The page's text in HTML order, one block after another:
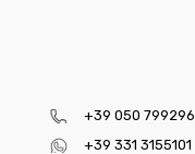
+39 050 799296
+39 331 3155101